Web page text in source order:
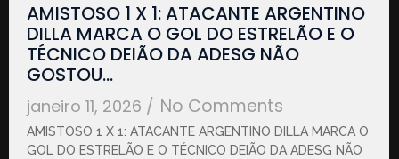
AMISTOSO 1 X 1: ATACANTE ARGENTINO
DILLA MARCA O GOL DO ESTRELÃO E O
TÉCNICO DEIÃO DA ADESG NÃO
GOSTOU…
janeiro 11, 2026 / No Comments
AMISTOSO 1 X 1: ATACANTE ARGENTINO DILLA MARCA O
GOL DO ESTRELÃO E O TÉCNICO DEIÃO DA ADESG NÃO